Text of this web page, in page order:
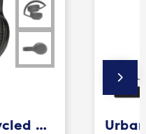
RCS standaard recycled plastic hoofdtelefoon